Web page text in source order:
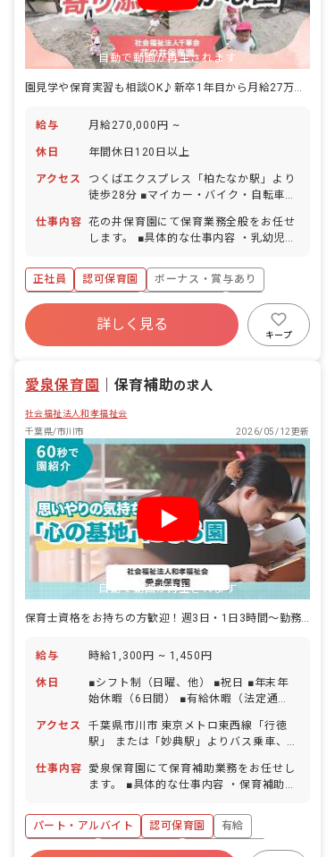
自動で動画が再生されます
園見学や保育実習も相談OK♪新卒1年目から月給27万円以上
給与 月給270,000円 ~
休日 年間休日120日以上
アクセス
つくばエクスプレス「柏たなか駅」より
徒歩28分 ■マイカー・バイク・自転車通
仕事内容 花の井保育園にて保育業務全般をお任せ
します。 ■具体的な仕事内容 ・乳幼児の
育日誌記入等の事務作業 ・施設内外の環
境整備 等
正社員 認可保育園
ボーナス・賞与あり
年間休日120日以上
社会保険完備
福利厚生充実
退職金制度
残業少なめ
詳しく見る
キープ
愛泉保育園 保育補助の求人
社会福祉法人和孝福祉会
千葉県/市川市
2026/05/12更新
自動で動画が再生されます
給与 時給1,300円 ~ 1,450円
休日
■シフト制（日曜、他） ■祝日 ■年末年
始休暇（6日間） ■有給休暇（法定通
アクセス
千葉県市川市 東京メトロ東西線「行徳
駅」 または「妙典駅」よりバス乗車、
ー通勤可（規定に応じた駐車場代支給あ
り） ■バイク・自転車通勤可（駐輪場あ
仕事内容
愛泉保育園にて保育補助業務をお任せし
ます。 ■具体的な仕事内容 ・保育補助業
歩に行く際の見守り、子どもが遊ぶ際の
サポートなどを保育士と一緒にお願いし
ます！子どもたちが安心して遊び、活動
パート・アルバイト 認可保育園
有給
残業少なめ
産休育休制度
社会福祉法人